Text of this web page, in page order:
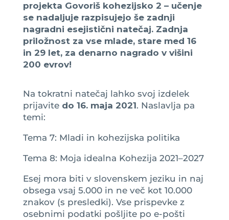
projekta Govoriš kohezijsko 2 – učenje
se nadaljuje razpisujejo še zadnji
nagradni esejistični natečaj. Zadnja
priložnost za vse mlade, stare med 16
in 29 let, za denarno nagrado v višini
200 evrov!
Na tokratni natečaj lahko svoj izdelek
prijavite do 16. maja 2021. Naslavlja pa
temi:
Tema 7: Mladi in kohezijska politika
Tema 8: Moja idealna Kohezija 2021–2027
Esej mora biti v slovenskem jeziku in naj
obsega vsaj 5.000 in ne več kot 10.000
znakov (s presledki). Vse prispevke z
osebnimi podatki pošljite po e-pošti